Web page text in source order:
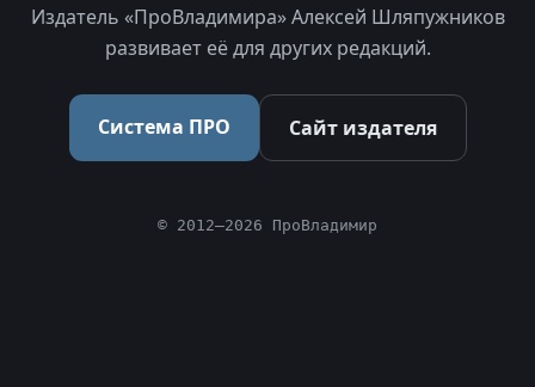
Издатель «ПроВладимира» Алексей Шляпужников
развивает её для других редакций.
Система ПРО Сайт издателя
© 2012–2026 ПроВладимир